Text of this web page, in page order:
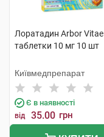
Лоратадин Arbor Vitae
таблетки 10 мг 10 шт
Київмедпрепарат
Є в наявності
від 35.00 грн